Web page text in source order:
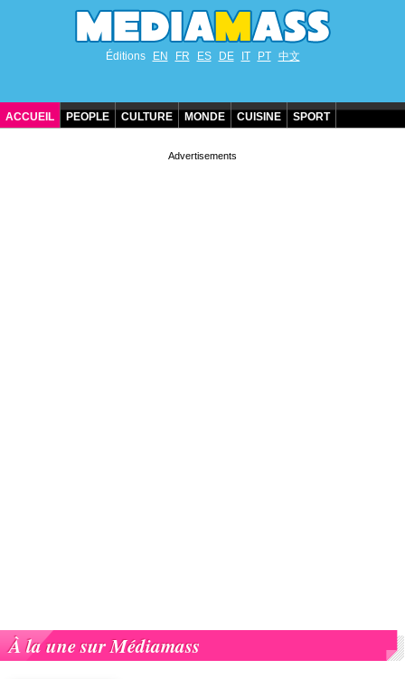
Éditions EN FR ES DE IT PT 中文
ACCUEIL PEOPLE CULTURE MONDE CUISINE SPORT
À la une sur Médiamass